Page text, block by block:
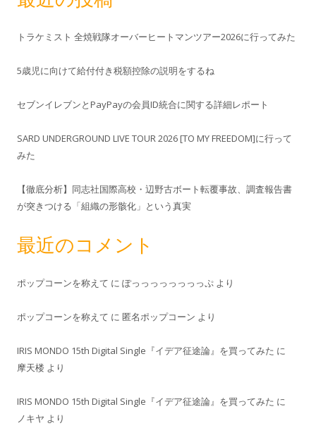
トラケミスト 全焼戦隊オーバーヒートマンツアー2026に行ってみた
5歳児に向けて給付付き税額控除の説明をするね
セブンイレブンとPayPayの会員ID統合に関する詳細レポート
SARD UNDERGROUND LIVE TOUR 2026 [TO MY FREEDOM]に行って
みた
【徹底分析】同志社国際高校・辺野古ボート転覆事故、調査報告書
が突きつける「組織の形骸化」という真実
最近のコメント
ポップコーンを称えて に ぽっっっっっっっっぷ より
ポップコーンを称えて に 匿名ポップコーン より
IRIS MONDO 15th Digital Single『イデア征途論』を買ってみた に
摩天楼 より
IRIS MONDO 15th Digital Single『イデア征途論』を買ってみた に
ノキヤ より